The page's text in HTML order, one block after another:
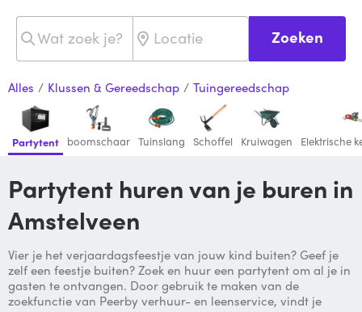
Zoeken
Alles / Klussen & Gereedschap / Tuingereedschap
Partytent boomschaar Tuinslang Schoffel Kruiwagen Elektrische
Partytent huren van je buren in
Amstelveen
Vier je het verjaardagsfeestje van jouw kind buiten? Geef je
zelf een feestje buiten? Zoek en huur een partytent om al je in
gasten te ontvangen. Door gebruik te maken van de
zoekfunctie van Peerby verhuur- en leenservice, vindt je